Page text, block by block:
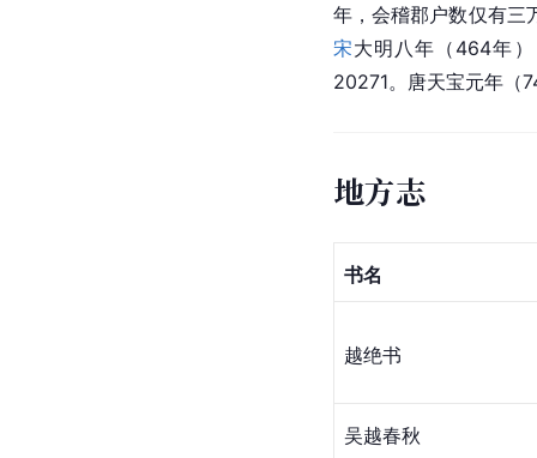
年，会稽郡户数仅有三
宋大明八年（464年
20271。唐天宝元年（
地方志
书名
越绝书
吴越春秋